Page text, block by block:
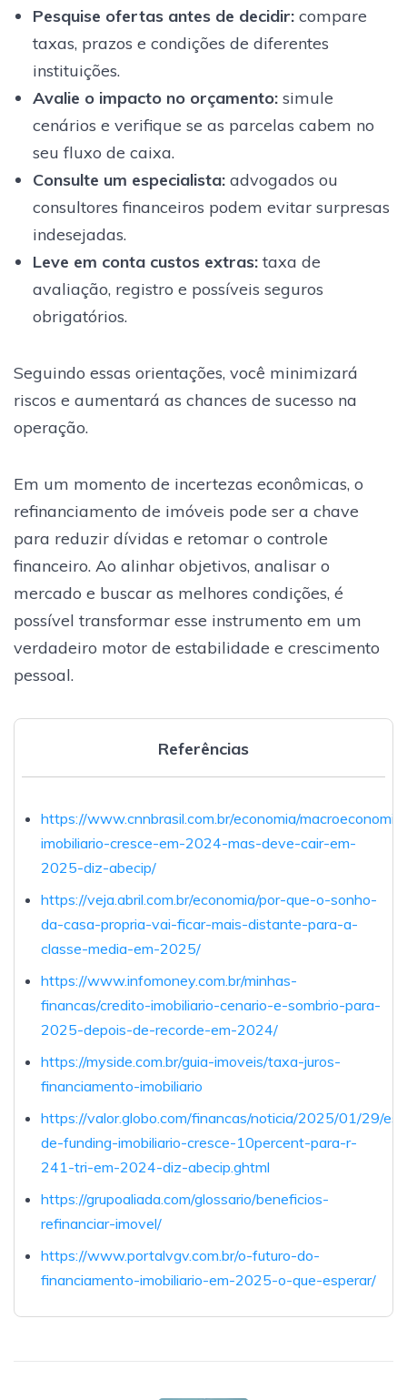
Pesquise ofertas antes de decidir:compare
taxas, prazos e condições de diferentes
instituições.
Avalie o impacto no orçamento:simule
cenários e verifique se as parcelas cabem no
seu fluxo de caixa.
Consulte um especialista:advogados ou
consultores financeiros podem evitar surpresas
indesejadas.
Leve em conta custos extras:taxa de
avaliação, registro e possíveis seguros
obrigatórios.
Seguindo essas orientações, você minimizará
riscos e aumentará as chances de sucesso na
operação.
Em um momento de incertezas econômicas, o
refinanciamento de imóveis pode ser a chave
para reduzir dívidas e retomar o controle
financeiro. Ao alinhar objetivos, analisar o
mercado e buscar as melhores condições, é
possível transformar esse instrumento em um
verdadeiro motor de estabilidade e crescimento
pessoal.
Referências
https://www.cnnbrasil.com.br/economia/
imobiliario-cresce-em-2024-mas-deve-cair-em-
2025-diz-abecip/
https://veja.abril.com.br/economia/por-que-o-sonho-
da-casa-propria-vai-ficar-mais-distante-para-a-
classe-media-em-2025/
https://www.infomoney.com.br/minhas-
financas/credito-imobiliario-cenario-e-sombrio-para-
2025-depois-de-recorde-em-2024/
https://myside.com.br/guia-imoveis/taxa-juros-
financiamento-imobiliario
https://valor.globo.com/financas/noticia/2025/01/29/
de-funding-imobiliario-cresce-10percent-para-r-
241-tri-em-2024-diz-abecip.ghtml
https://grupoaliada.com/glossario/beneficios-
refinanciar-imovel/
https://www.portalvgv.com.br/o-futuro-do-
financiamento-imobiliario-em-2025-o-que-esperar/